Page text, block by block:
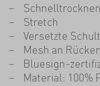
Stretch
Versetzte
Mesh an
Bluesign-
Material: 100%